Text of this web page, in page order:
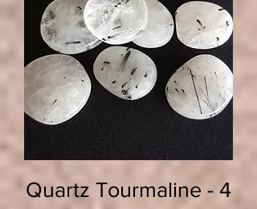
Quartz Tourmaline - 4